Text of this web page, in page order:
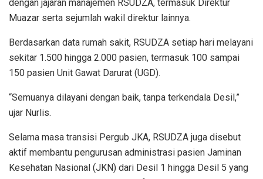
dengan jajaran manajemen RSUDZA, termasuk Direktur
Muazar serta sejumlah wakil direktur lainnya.
Berdasarkan data rumah sakit, RSUDZA setiap hari melayani
sekitar 1.500 hingga 2.000 pasien, termasuk 100 sampai
150 pasien Unit Gawat Darurat (UGD).
“Semuanya dilayani dengan baik, tanpa terkendala Desil,”
ujar Nurlis.
Selama masa transisi Pergub JKA, RSUDZA juga disebut
aktif membantu pengurusan administrasi pasien Jaminan
Kesehatan Nasional (JKN) dari Desil 1 hingga Desil 5 yang